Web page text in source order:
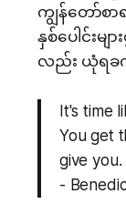
ကျွန်တော်စာ
နှစ်ပေါင်းမ
လည်း ယုံရခက်
It's time
You get
give
-